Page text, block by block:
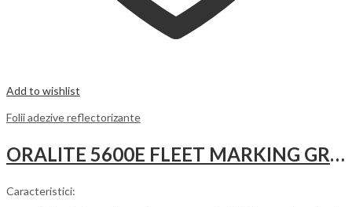
Add to wishlist
Folii adezive reflectorizante
ORALITE 5600E FLEET MARKING GRADE
Caracteristici: